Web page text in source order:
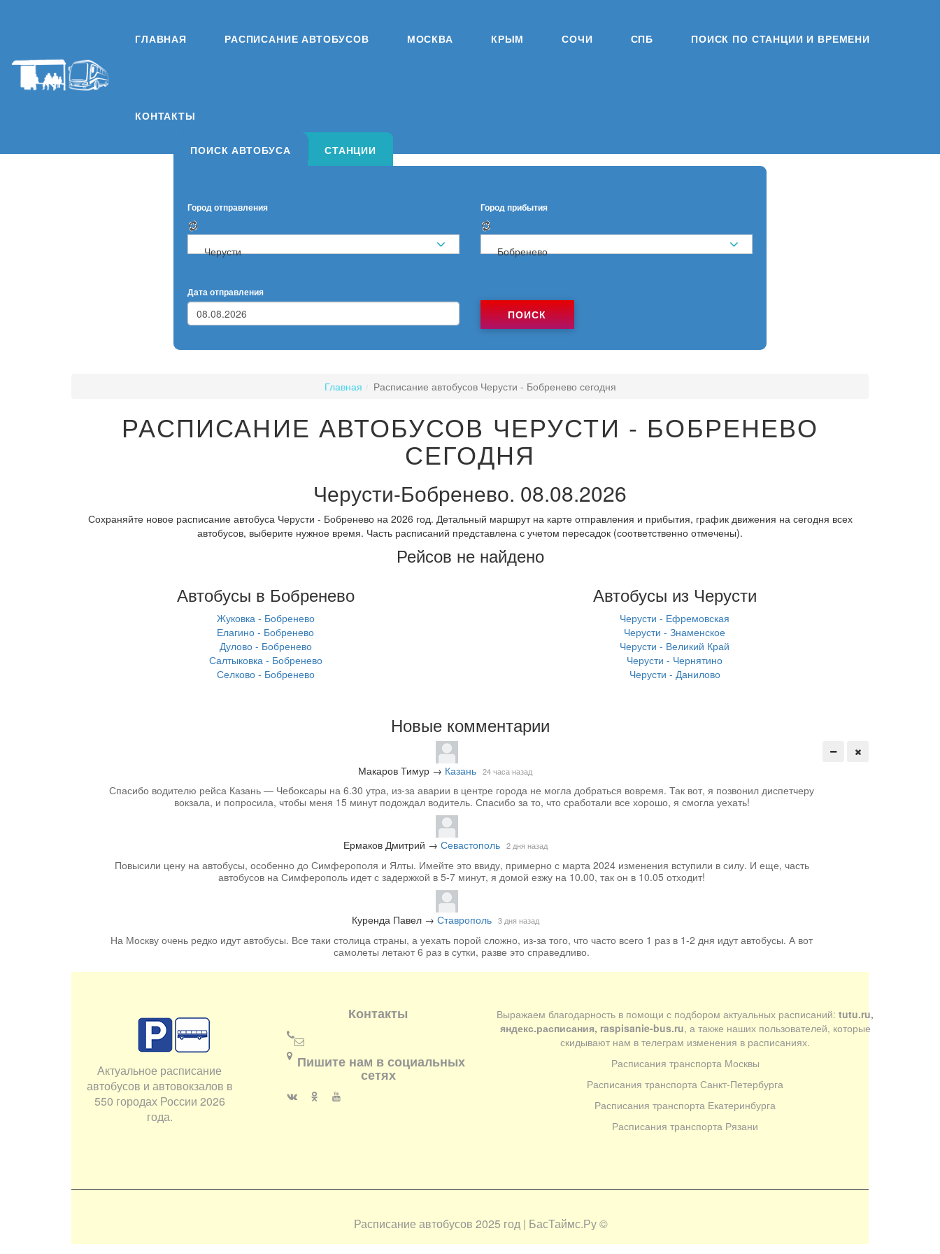
ГЛАВНАЯ РАСПИСАНИЕ АВТОБУСОВ МОСКВА КРЫМ СОЧИ СПБ ПОИСК ПО СТАНЦИИ И ВРЕМЕНИ
КОНТАКТЫ
ПОИСК АВТОБУСА СТАНЦИИ
Город отправления
Черусти
Город прибытия
Бобренево
Дата отправления
ПОИСК
Главная Расписание автобусов Черусти - Бобренево сегодня
РАСПИСАНИЕ АВТОБУСОВ ЧЕРУСТИ - БОБРЕНЕВО
СЕГОДНЯ
Черусти-Бобренево. 08.08.2026
Сохраняйте новое расписание автобуса Черусти - Бобренево на 2026 год. Детальный маршрут на карте отправления и прибытия, график движения на сегодня всех
автобусов, выберите нужное время. Часть расписаний представлена с учетом пересадок (соответственно отмечены).
Рейсов не найдено
Автобусы в Бобренево
Жуковка - Бобренево
Елагино - Бобренево
Дулово - Бобренево
Салтыковка - Бобренево
Селково - Бобренево
Автобусы из Черусти
Черусти - Ефремовская
Черусти - Знаменское
Черусти - Великий Край
Черусти - Чернятино
Черусти - Данилово
Новые комментарии
Макаров Тимур → Казань 24 часа назад
Спасибо водителю рейса Казань — Чебоксары на 6.30 утра, из-за аварии в центре города не могла добраться вовремя. Так вот, я позвонил диспетчеру
вокзала, и попросила, чтобы меня 15 минут подождал водитель. Спасибо за то, что сработали все хорошо, я смогла уехать!
Ермаков Дмитрий → Севастополь 2 дня назад
Повысили цену на автобусы, особенно до Симферополя и Ялты. Имейте это ввиду, примерно с марта 2024 изменения вступили в силу. И еще, часть
автобусов на Симферополь идет с задержкой в 5-7 минут, я домой езжу на 10.00, так он в 10.05 отходит!
Куренда Павел→ Ставрополь 3 дня назад
На Москву очень редко идут автобусы. Все таки столица страны, а уехать порой сложно, из-за того, что часто всего 1 раз в 1-2 дня идут автобусы. А вот
самолеты летают 6 раз в сутки, разве это справедливо.
Актуальное расписание
автобусов и автовокзалов в
550 городах России 2026
года.
Контакты
Пишите нам в социальных
сетях
Выражаем благодарность в помощи с подбором актуальных расписаний: tutu.ru,
яндекс.расписания, raspisanie-bus.ru, а также наших пользователей, которые
скидывают нам в телеграм изменения в расписаниях.
Расписания транспорта Москвы
Расписания транспорта Санкт-Петербурга
Расписания транспорта Екатеринбурга
Расписания транспорта Рязани
Расписание автобусов 2025 год | БасТаймс.Ру©